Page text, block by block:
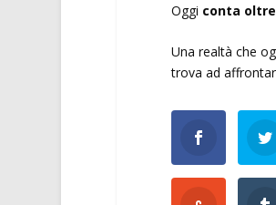
Oggi conta
Una realtà che
trova ad